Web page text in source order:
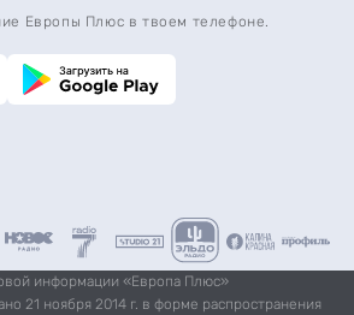
Европы Плюс в твоем телефоне.
информации «Европа Плюс»
21 ноября 2014 г. в форме распространения